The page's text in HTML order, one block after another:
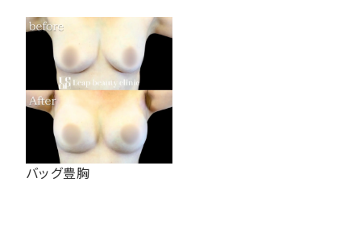
バッグ豊胸